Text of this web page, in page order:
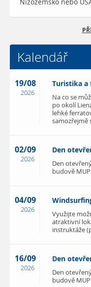
Nizozemsko nebo
Kalendář
19/08
2026
Turistika a
Na co se
po okolí
lehké
samozřejmě
02/09
2026
Den
Den
budově
04/09
2026
Využijte
atraktivní
instruktáže
16/09
2026
Den
Den
budově